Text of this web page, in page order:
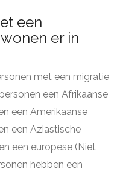
een
er in
met een migratie
personen een Afrikaanse
een Amerikaanse
een Aziastische
een europese (Niet
hebben een